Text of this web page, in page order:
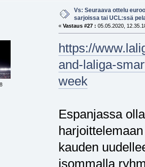
Vs: Seuraava ottelu
sarjoissa tai UCL:ssä
« Vastaus #27 : 05.05.2020,
https://
and-laliga-
week
Espanjassa
kauden
isommalla